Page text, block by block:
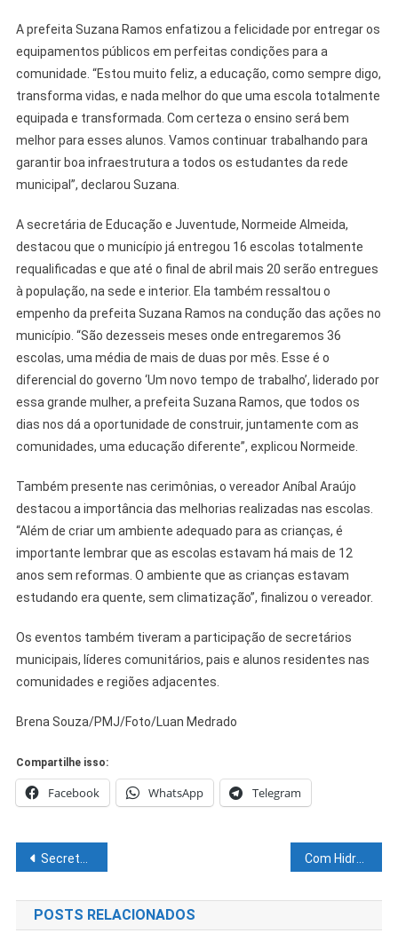
A prefeita Suzana Ramos enfatizou a felicidade por entregar os
equipamentos públicos em perfeitas condições para a
comunidade. “Estou muito feliz, a educação, como sempre digo,
transforma vidas, e nada melhor do que uma escola totalmente
equipada e transformada. Com certeza o ensino será bem
melhor para esses alunos. Vamos continuar trabalhando para
garantir boa infraestrutura a todos os estudantes da rede
municipal”, declarou Suzana.
A secretária de Educação e Juventude, Normeide Almeida,
destacou que o município já entregou 16 escolas totalmente
requalificadas e que até o final de abril mais 20 serão entregues
à população, na sede e interior. Ela também ressaltou o
empenho da prefeita Suzana Ramos na condução das ações no
município. “São dezesseis meses onde entregaremos 36
escolas, uma média de mais de duas por mês. Esse é o
diferencial do governo ‘Um novo tempo de trabalho’, liderado por
essa grande mulher, a prefeita Suzana Ramos, que todos os
dias nos dá a oportunidade de construir, juntamente com as
comunidades, uma educação diferente”, explicou Normeide.
Também presente nas cerimônias, o vereador Aníbal Araújo
destacou a importância das melhorias realizadas nas escolas.
“Além de criar um ambiente adequado para as crianças, é
importante lembrar que as escolas estavam há mais de 12
anos sem reformas. O ambiente que as crianças estavam
estudando era quente, sem climatização”, finalizou o vereador.
Os eventos também tiveram a participação de secretários
municipais, líderes comunitários, pais e alunos residentes nas
comunidades e regiões adjacentes.
Brena Souza/PMJ/Foto/Luan Medrado
Compartilhe isso:
Facebook WhatsApp Telegram
Navegação
de
Post
Secretarias de Cultura e Turismo abrem Mapeamento dos Municípios no projeto Bahia Estado Locação Com Hidrogênio Verde, Bahia anuncia atração de investimentos e aposta em energias limpas
POSTS RELACIONADOS